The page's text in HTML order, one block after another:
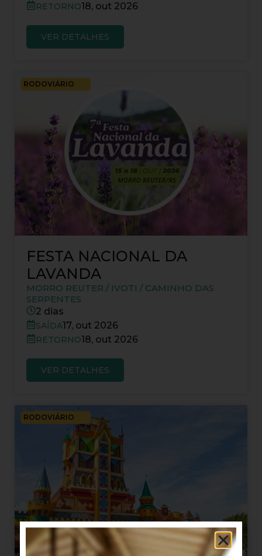
RETORNO18, out 2026
VER DETALHES
RODOVIÁRIO
FESTA NACIONAL DA
LAVANDA
MORRO REUTER / IVOTI / CAMINHO DAS
SERPENTES
2 dias
SAÍDA17, out 2026
RETORNO18, out 2026
VER DETALHES
RODOVIÁRIO